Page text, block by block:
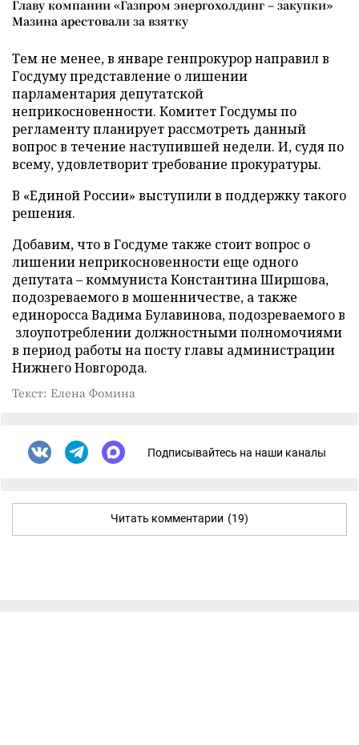
Главу компании «Газпром энергохолдинг – закупки»
Мазина арестовали за взятку
Тем не менее, в январе генпрокурор направил в
Госдуму представление о лишении
парламентария депутатской
неприкосновенности. Комитет Госдумы по
регламенту планирует рассмотреть данный
вопрос в течение наступившей недели. И, судя по
всему, удовлетворит требование прокуратуры.
В «Единой России» выступили в поддержку такого
решения.
Добавим, что в Госдуме также стоит вопрос о
лишении неприкосновенности еще одного
депутата – коммуниста Константина Ширшова,
подозреваемого в мошенничестве, а также
единоросса Вадима Булавинова, подозреваемого в
злоупотреблении должностными полномочиями
в период работы на посту главы администрации
Нижнего Новгорода.
Текст: Елена Фомина
Подписывайтесь на наши каналы
Читать комментарии (19)